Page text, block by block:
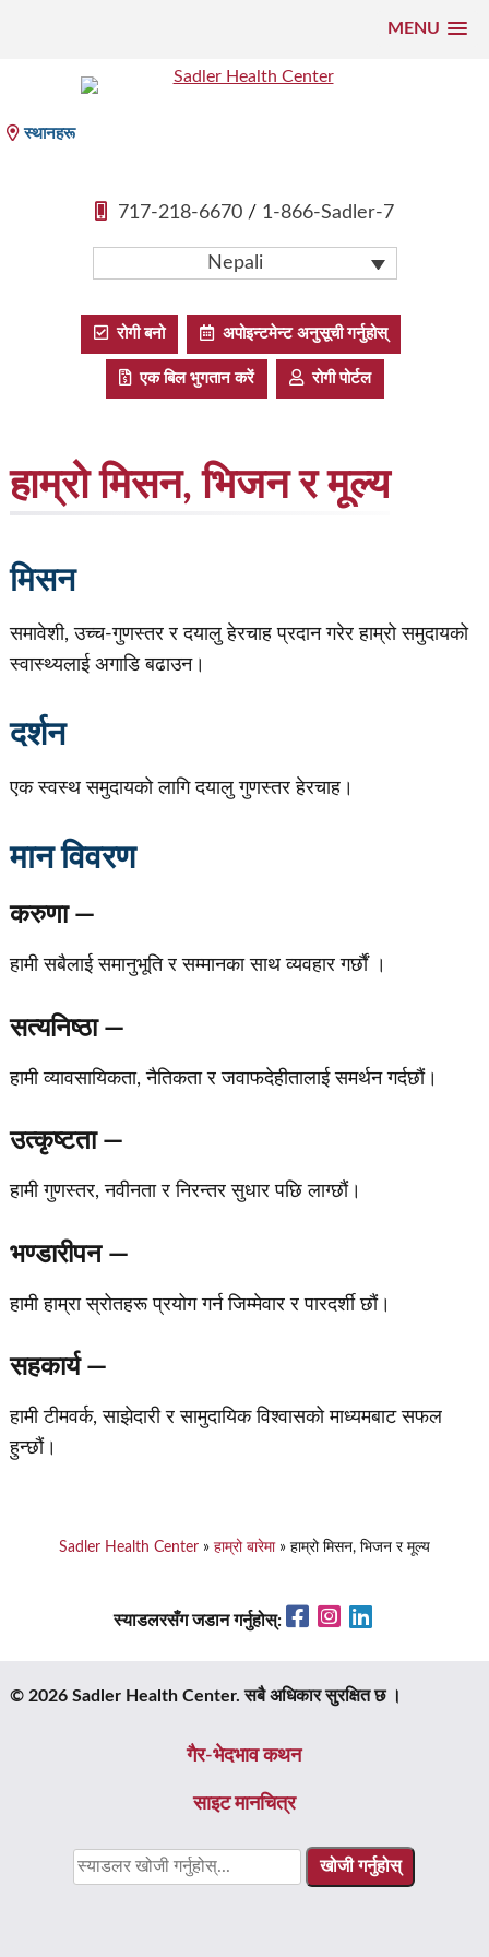
MENU
स्थानहरू
717-218-6670 / 1-866-Sadler-7
Nepali
रोगी बनो अपोइन्टमेन्ट अनुसूची गर्नुहोस्
एक बिल भुगतान करें रोगी पोर्टल
हाम्रो मिसन, भिजन र मूल्य
मिसन
समावेशी, उच्च-गुणस्तर र दयालु हेरचाह प्रदान गरेर हाम्रो समुदायको
स्वास्थ्यलाई अगाडि बढाउन।
दर्शन
एक स्वस्थ समुदायको लागि दयालु गुणस्तर हेरचाह।
मान विवरण
करुणा —
हामी सबैलाई समानुभूति र सम्मानका साथ व्यवहार गर्छौं ।
सत्यनिष्ठा —
हामी व्यावसायिकता, नैतिकता र जवाफदेहीतालाई समर्थन गर्दछौं।
उत्कृष्टता —
हामी गुणस्तर, नवीनता र निरन्तर सुधार पछि लाग्छौं।
भण्डारीपन —
हामी हाम्रा स्रोतहरू प्रयोग गर्न जिम्मेवार र पारदर्शी छौं।
सहकार्य —
हामी टीमवर्क, साझेदारी र सामुदायिक विश्वासको माध्यमबाट सफल
हुन्छौं।
Sadler Health Center» हाम्रो बारेमा» हाम्रो मिसन, भिजन र मूल्य
स्याडलरसँग जडान गर्नुहोस्: FacebookInstagram
© 2026 Sadler Health Center. सबै अधिकार सुरक्षित छ ।
गैर-भेदभाव कथन
साइट मानचित्र
यसका
लागि